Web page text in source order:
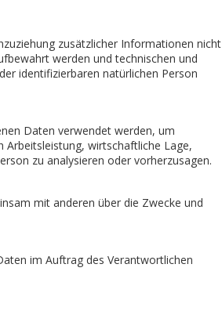
zusätzlicher Informationen nicht
werden und technischen und
identifizierbaren natürlichen Person
Daten verwendet werden, um
Arbeitsleistung, wirtschaftliche Lage,
zu analysieren oder vorherzusagen.
mit anderen über die Zwecke und
im Auftrag des Verantwortlichen